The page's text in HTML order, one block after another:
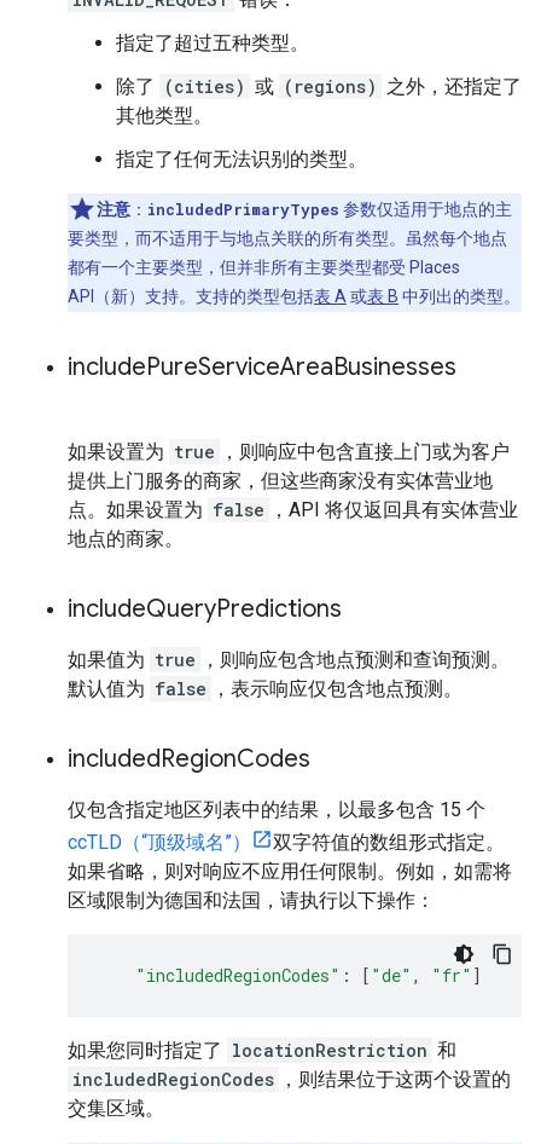
指定了超过五种类型。
除了
(cities) 或 (regions) 之外，还指定了
其他类型。
指定了任何无法识别的类型。
注意 ： includedPrimaryTypes 参数仅适用于地点的主
要类型，而不适用于与地点关联的所有类型。虽然每个地点
都有一个主要类型，但并非所有主要类型都受 Places
API（新）支持。支持的类型包括表 A 或表 B 中列出的类型。
includePureServiceAreaBusinesses
如果设置为 true
，则响应中包含直接上门或为客户
提供上门服务的商家，但这些商家没有实体营业地
点。如果设置为 false
，API 将仅返回具有实体营业
地点的商家。
includeQueryPredictions
如果值为 true
，则响应包含地点预测和查询预测。
默认值为 false ，表示响应仅包含地点预测。
includedRegionCodes
仅包含指定地区列表中的结果，以最多包含 15 个
ccTLD（“顶级域名”）
双字符值的数组形式指定。
如果省略，则对响应不应用任何限制。例如，如需将
区域限制为德国和法国，请执行以下操作：
"includedRegionCodes" : [ "de" , "fr" ]
如果您同时指定了 locationRestriction 和
includedRegionCodes ，则结果位于这两个设置的
交集区域。